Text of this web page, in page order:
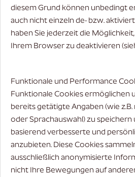
diesem Grund können unbedingt
auch nicht einzeln de- bzw.
haben Sie jederzeit die
Ihrem Browser zu deaktivieren
Funktionale und Performance
Funktionale Cookies ermöglichen
bereits getätigte Angaben (wie
oder Sprachauswahl) zu speichern
basierend verbesserte und
anzubieten. Diese Cookies
ausschließlich anonymisierte
nicht Ihre Bewegungen auf